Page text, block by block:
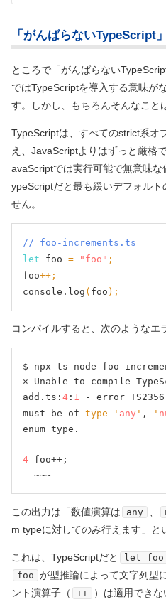
「がんばらないTypeScript
ところで「がんばらない
ではTypeScriptを導入する意味が
す。しかし、もちろんそんなこと
TypeScriptは、すべてのstrict系オ
え、JavaScriptよりはずっと厳格
avaScriptでは実行可能で無意味な
ypeScriptだと最も緩いデフォル
せん。
// foo-increments.ts
let foo = "foo" ;
foo++;
console.log ( foo );
コンパイルすると、次のようなエ
$ npx ts-node foo-
⨯ Unable to compile
add.ts: 4 : 1 - error
must be of type ' any ' , '
enum type.
4 foo++;
この出力は「数値演算は any
m typeに対してのみ行えます」と
これは、TypeScriptだと let foo
foo が型推論によって文字列型
ント演算子（
++ ）は適用できな